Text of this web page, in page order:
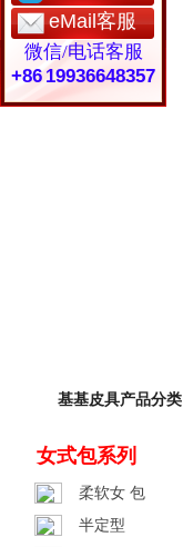
基基皮具产品分类
女式包系列
柔软女 包
半定型
eMail客服
微信/电话客服
+86 19936648357